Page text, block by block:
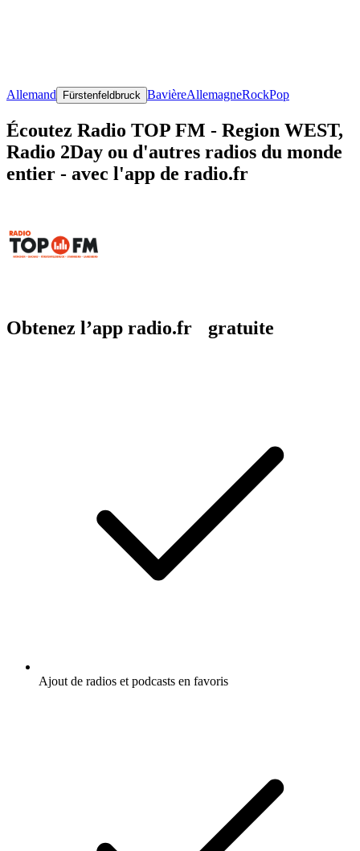
Allemand Fürstenfeldbruck BavièreAllemagneRockPop
Écoutez Radio TOP FM - Region WEST,
Radio 2Day ou d'autres radios du monde
entier - avec l'app de radio.fr
Obtenez l’app radio.fr gratuite
Ajout de radios et podcasts en favoris